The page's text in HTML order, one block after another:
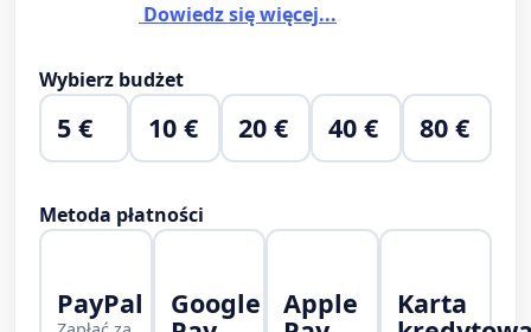
Dowiedz się więcej...
Wybierz budżet
5 € 10 € 20 € 40 € 80 €
Metoda płatności
PayPal Google Apple Karta